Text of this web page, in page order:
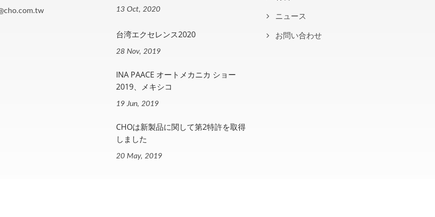
13 Oct, 2020
台湾エクセレンス2020
28 Nov, 2019
INA PAACE オートメカニカ ショー
2019、メキシコ
19 Jun, 2019
CHOは新製品に関して第2特許を取得
しました
20 May, 2019
ニュース
お問い合わせ